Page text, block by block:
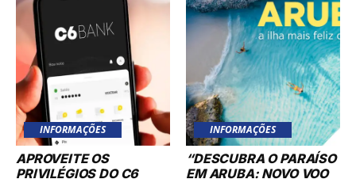
INFORMAÇÕES
APROVEITE OS
PRIVILÉGIOS DO C6
INFORMAÇÕES
“DESCUBRA O PARAÍSO
EM ARUBA: NOVO VOO